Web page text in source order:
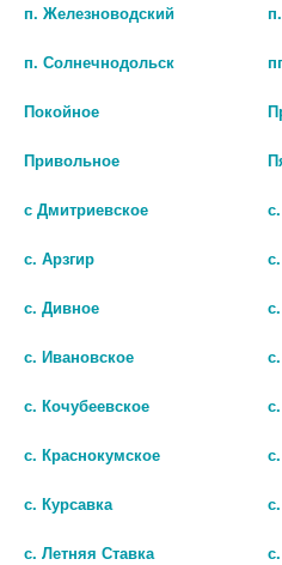
FARRES МАТИРУЮЩИЕ
ТЕМНАЯ НОЧЬ XYZ-002
В КОРЗИНУ
п. Железноводский
п. Солнечнодольск
Покойное
Привольное
с Дмитриевское
с. Арзгир
с. Дивное
с. Ивановское
с. Кочубеевское
с. Краснокумское
с. Курсавка
с. Летняя Ставка